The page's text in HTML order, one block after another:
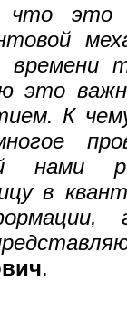
что это
это
К
нами
в
.